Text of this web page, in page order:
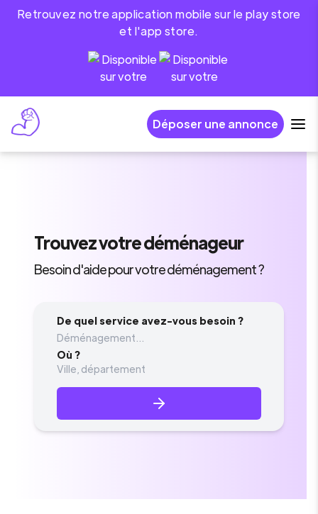
Retrouvez notre application mobile sur le play store
et l'app store.
Déposer une annonce
Trouvezvotre déménageur
Besoin d'aide pour votre déménagement ?
De quel service avez-vous besoin ?
Déménagement...
Où ?